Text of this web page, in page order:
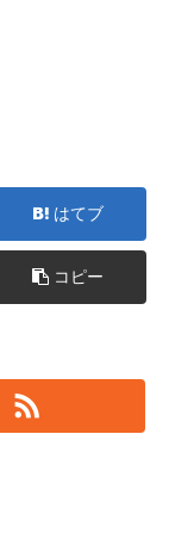
はてブ
コピー